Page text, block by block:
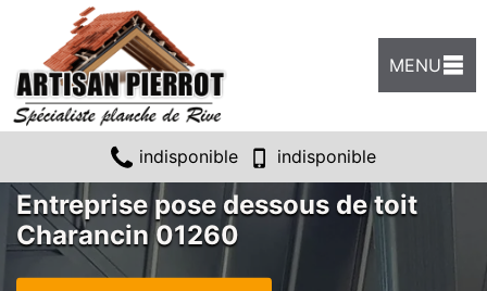
MENU
indisponible indisponible
Entreprise pose dessous de toit
Charancin 01260